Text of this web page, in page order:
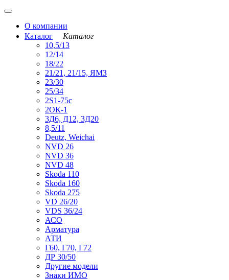
О компании
Каталог
Каталог
10,5/13
12/14
18/22
21/21, 21/15, ЯМЗ
23/30
25/34
2S1-75с
2ОК-1
3Д6, Д12, 3Д20
8,5/11
Deutz, Weichai
NVD 26
NVD 36
NVD 48
Skoda 110
Skoda 160
Skoda 275
VD 26/20
VDS 36/24
АСО
Арматура
АТИ
Г60, Г70, Г72
ДР 30/50
Другие модели
Знаки ИМО